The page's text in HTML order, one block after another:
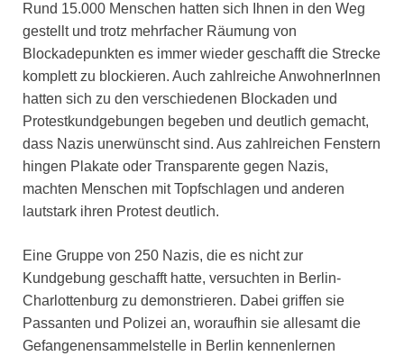
Rund 15.000 Menschen hatten sich Ihnen in den Weg
gestellt und trotz mehrfacher Räumung von
Blockadepunkten es immer wieder geschafft die Strecke
komplett zu blockieren. Auch zahlreiche AnwohnerInnen
hatten sich zu den verschiedenen Blockaden und
Protestkundgebungen begeben und deutlich gemacht,
dass Nazis unerwünscht sind. Aus zahlreichen Fenstern
hingen Plakate oder Transparente gegen Nazis,
machten Menschen mit Topfschlagen und anderen
lautstark ihren Protest deutlich.
Eine Gruppe von 250 Nazis, die es nicht zur
Kundgebung geschafft hatte, versuchten in Berlin-
Charlottenburg zu demonstrieren. Dabei griffen sie
Passanten und Polizei an, woraufhin sie allesamt die
Gefangenensammelstelle in Berlin kennenlernen